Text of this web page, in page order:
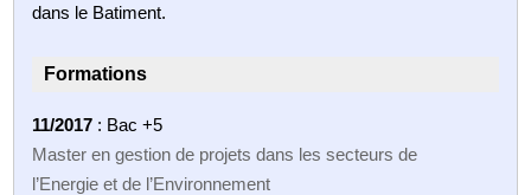
dans le Batiment.
Formations
11/2017 : Bac +5
Master en gestion de projets dans les secteurs de
l’Energie et de l’Environnement